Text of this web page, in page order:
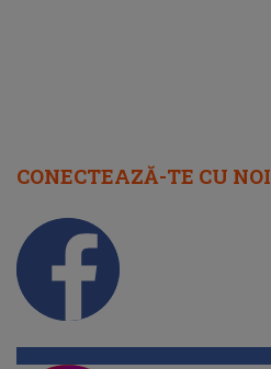
CONECTEAZĂ-TE CU NOI